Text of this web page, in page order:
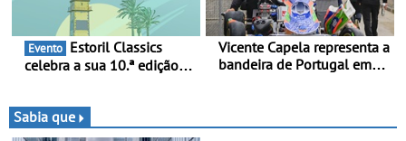
Evento
celebra a sua 10.ª edição
Vicente Capela representa a
bandeira de Portugal em
ronda do Campeonato
Sabia que